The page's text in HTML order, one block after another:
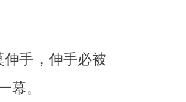
伸手，伸手必被
幕。